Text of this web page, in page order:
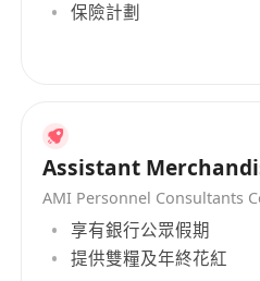
保險計劃
Assistant
AMI Personnel Consultants
享有銀行公眾假期
提供雙糧及年終花紅